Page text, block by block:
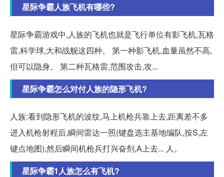
星际争霸人族飞机有哪些?
星际争霸游戏中,人族的飞机也就是飞行单位有影飞机,瓦格
雷,科学球,大和战舰这四种。 第一种影飞机,血量虽然不高,
但可以隐身。 第二种瓦格雷,范围攻击,攻...
星际争霸怎么对付人族的隐形飞机?
人族:看到隐形飞机的波纹,马上机枪兵靠上去,距离差不多
进入机枪射程后,瞬间雷达一照(键盘选主基地编队,按S,左
键点地图),然后瞬间机枪兵打兴奋剂,A上去... 人。
星际争霸1人族怎么有飞机?